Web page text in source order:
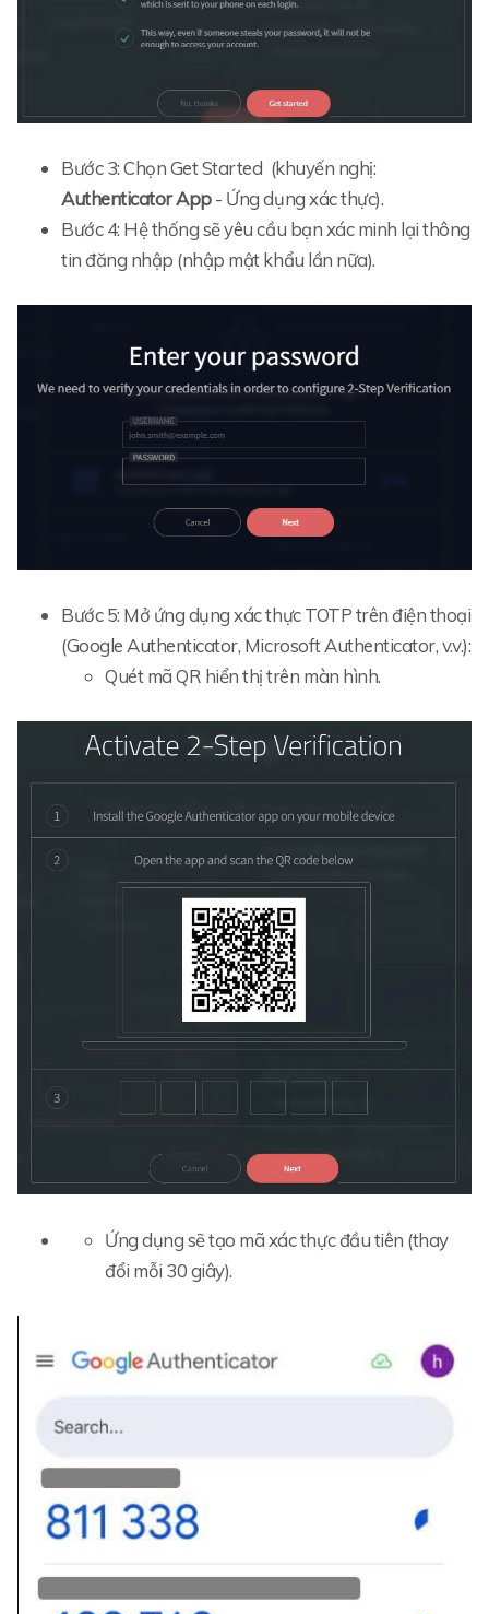
Bước 3: Chọn Get Started (khuyến nghị:
Authenticator App- Ứng dụng xác thực).
Bước 4: Hệ thống sẽ yêu cầu bạn xác minh lại thông
tin đăng nhập (nhập mật khẩu lần nữa).
Bước 5: Mở ứng dụng xác thực TOTP trên điện thoại
(Google Authenticator, Microsoft Authenticator, v.v.):
Quét mã QR hiển thị trên màn hình.
Ứng dụng sẽ tạo mã xác thực đầu tiên (thay
đổi mỗi 30 giây).